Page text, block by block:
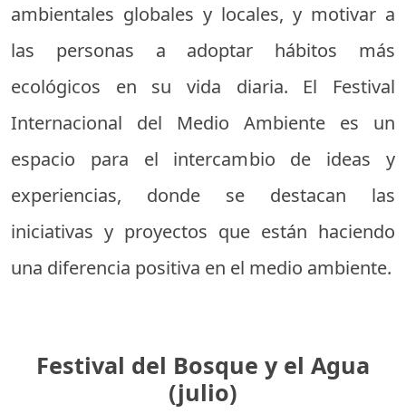
ambientales globales y locales, y motivar a
las personas a adoptar hábitos más
ecológicos en su vida diaria. El Festival
Internacional del Medio Ambiente es un
espacio para el intercambio de ideas y
experiencias, donde se destacan las
iniciativas y proyectos que están haciendo
una diferencia positiva en el medio ambiente.
Festival del Bosque y el Agua
(julio)